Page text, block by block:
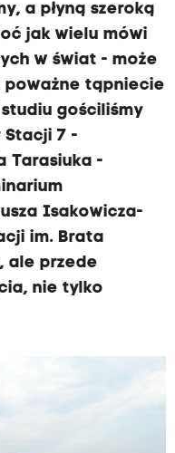
a płyną szeroką
jak wielu mówi
w świat - może
poważne tąpniecie
gościliśmy
7 -
Tarasiuka -
Isakowicza-
im. Brata
ale przede
nie tylko